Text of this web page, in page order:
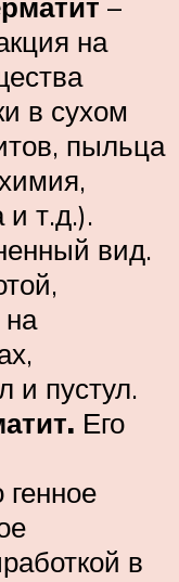
на
в сухом
пыльца
и т.д.).
вид.
и пустул.
Его
в